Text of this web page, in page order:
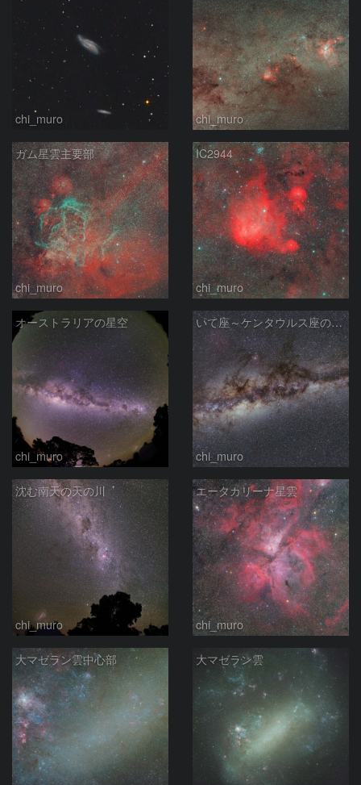
chi_muro chi_muro
ガム星雲主要部
chi_muro
IC2944
chi_muro
オーストラリアの星空
chi_muro
いて座～ケンタウルス座の天の川
chi_muro
沈む南天の天の川
chi_muro
エータカリーナ星雲
chi_muro
大マゼラン雲中心部 大マゼラン雲